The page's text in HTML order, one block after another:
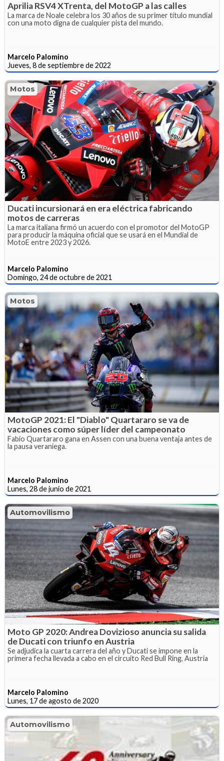
Aprilia RSV4 XTrenta, del MotoGP a las calles
La marca de Noale celebra los 30 años de su primer título mundial
con una moto digna de cualquier pista del mundo.
Marcelo Palomino
Jueves, 8 de septiembre de 2022
Motos
Ducati incursionará en era eléctrica fabricando
motos de carreras
La marca italiana firmó un acuerdo con el promotor del MotoGP
para producir la máquina oficial que se usará en el Mundial de
MotoE entre 2023 y 2026.
Marcelo Palomino
Domingo, 24 de octubre de 2021
Motos
MotoGP 2021: El "Diablo" Quartararo se va de
vacaciones como súper líder del campeonato
Fabio Quartararo gana en Assen con una buena ventaja antes de
la pausa veraniega.
Marcelo Palomino
Lunes, 28 de junio de 2021
Automovilismo
Moto GP 2020: Andrea Dovizioso anuncia su salida
de Ducati con triunfo en Austria
Se adjudica la cuarta carrera del año y Ducati se impone en la
primera fecha llevada a cabo en el circuito Red Bull Ring, Austria
Marcelo Palomino
Lunes, 17 de agosto de 2020
Automovilismo